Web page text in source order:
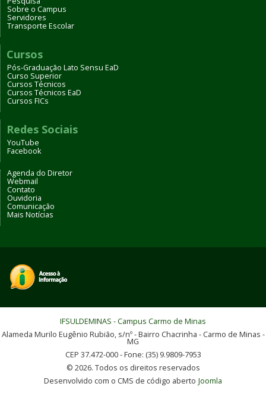
Sobre o Campus
Servidores
Transporte Escolar
Cursos
Pós-Graduação Lato Sensu EaD
Curso Superior
Cursos Técnicos
Cursos Técnicos EaD
Cursos FICs
Redes Sociais
YouTube
Facebook
Agenda do Diretor
Webmail
Contato
Ouvidoria
Comunicação
Mais Notícias
IFSULDEMINAS - Campus Carmo de Minas
Alameda Murilo Eugênio Rubião, s/nº - Bairro Chacrinha - Carmo de Minas -
MG
CEP 37.472-000 - Fone: (35) 9.9809-7953
© 2026. Todos os direitos reservados
Desenvolvido com o CMS de código aberto Joomla